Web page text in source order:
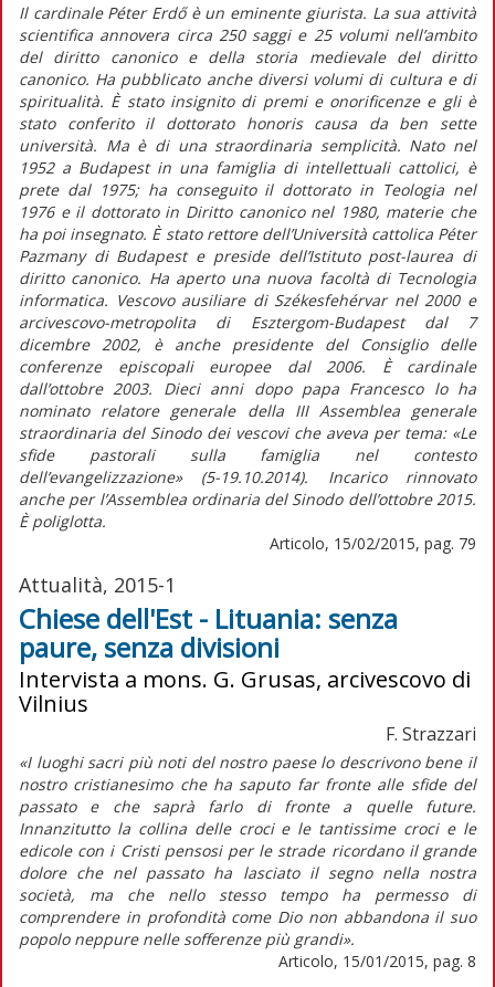
Il cardinale Péter Erdő è un eminente giurista. La sua attività
scientifica annovera circa 250 saggi e 25 volumi nell’ambito
del diritto canonico e della storia medievale del diritto
canonico. Ha pubblicato anche diversi volumi di cultura e di
spiritualità. È stato insignito di premi e onorificenze e gli è
stato conferito il dottorato honoris causa da ben sette
università. Ma è di una straordinaria semplicità. Nato nel
1952 a Budapest in una famiglia di intellettuali cattolici, è
prete dal 1975; ha conseguito il dottorato in Teologia nel
1976 e il dottorato in Diritto canonico nel 1980, materie che
ha poi insegnato. È stato rettore dell’Università cattolica Péter
Pazmany di Budapest e preside dell’Istituto post-laurea di
diritto canonico. Ha aperto una nuova facoltà di Tecnologia
informatica. Vescovo ausiliare di Székesfehérvar nel 2000 e
arcivescovo-metropolita di Esztergom-Budapest dal 7
dicembre 2002, è anche presidente del Consiglio delle
conferenze episcopali europee dal 2006. È cardinale
dall’ottobre 2003. Dieci anni dopo papa Francesco lo ha
nominato relatore generale della III Assemblea generale
straordinaria del Sinodo dei vescovi che aveva per tema: «Le
sfide pastorali sulla famiglia nel contesto
dell’evangelizzazione» (5-19.10.2014). Incarico rinnovato
anche per l’Assemblea ordinaria del Sinodo dell’ottobre 2015.
È poliglotta.
Articolo, 15/02/2015, pag. 79
Attualità, 2015-1
Chiese dell'Est - Lituania: senza
paure, senza divisioni
Intervista a mons. G. Grusas, arcivescovo di
Vilnius
F. Strazzari
«I luoghi sacri più noti del nostro paese lo descrivono bene il
nostro cristianesimo che ha saputo far fronte alle sfide del
passato e che saprà farlo di fronte a quelle future.
Innanzitutto la collina delle croci e le tantissime croci e le
edicole con i Cristi pensosi per le strade ricordano il grande
dolore che nel passato ha lasciato il segno nella nostra
società, ma che nello stesso tempo ha permesso di
comprendere in profondità come Dio non abbandona il suo
popolo neppure nelle sofferenze più grandi».
Articolo, 15/01/2015, pag. 8